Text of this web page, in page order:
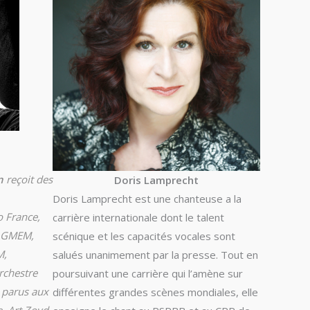
reçoit des
France,
aux
Doris Lamprecht
Doris Lamprecht est une chanteuse a la
carrière internationale dont le talent
scénique et les capacités vocales sont
salués unanimement par la presse. Tout en
poursuivant une carrière qui l’amène sur
différentes grandes scènes mondiales, elle